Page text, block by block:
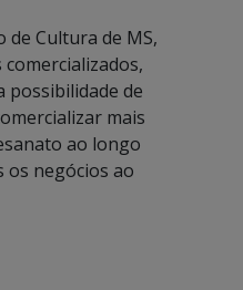
de Cultura de MS,
possibilidade de
mais
ao longo
os negócios ao